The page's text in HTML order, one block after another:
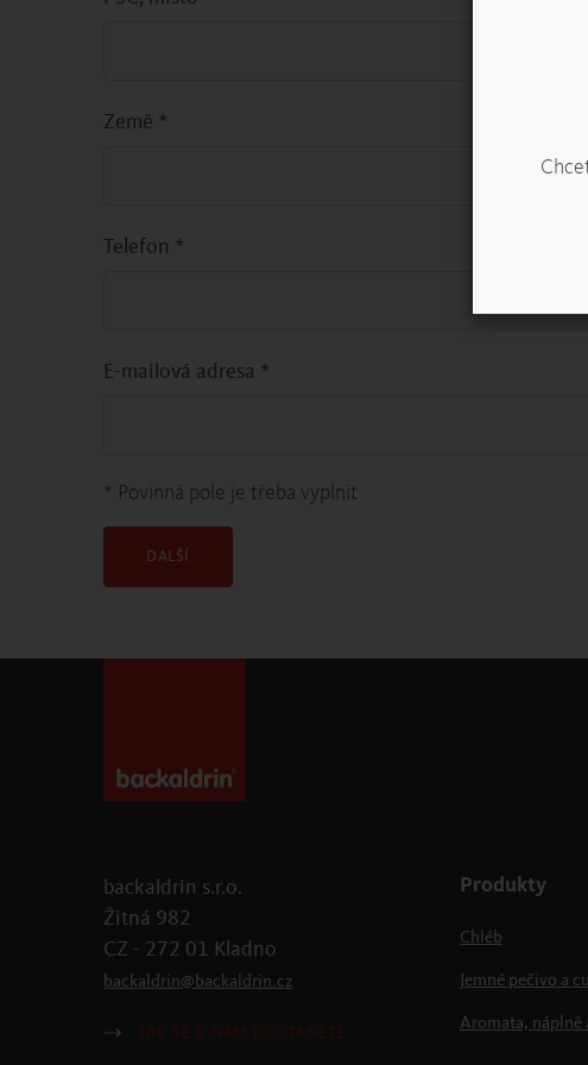
Země *
Telefon *
E-mailová adresa *
* Povinná pole je třeba vyplnit
DALŠÍ
backaldrin s.r.o.
Žitná 982
CZ - 272 01 Kladno
backaldrin@backaldrin. cz
JAK SE K NÁM DOSTANETE
Produkty
Chléb
Jemné pečivo a
Aromata, náplně